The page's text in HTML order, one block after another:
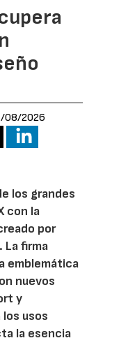
08/2026
los grandes
con la
por
La firma
emblemática
nuevos
y
usos
la esencia